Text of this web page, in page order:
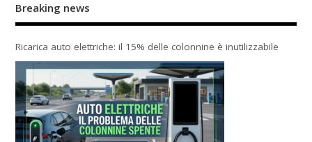
Breaking news
Ricarica auto elettriche: il 15% delle colonnine è inutilizzabile